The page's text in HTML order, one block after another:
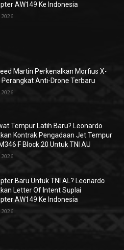
AW149 Ke Indonesia
2026
Martin Perkenalkan Morfius X-
Perangkat Anti-Drone Terbaru
2026
Tempur Latih Baru? Leonardo
Kontrak Pengadaan Jet Tempur
F Block 20 Untuk TNI AU
2026
Baru Untuk TNI AL? Leonardo
Letter Of Intent Suplai
AW149 Ke Indonesia
2026